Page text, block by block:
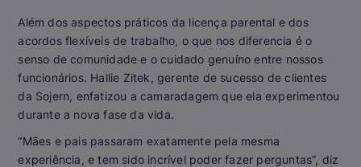
Além dos aspectos práticos da licença parental e dos
acordos flexíveis de trabalho, o que nos diferencia é o
senso de comunidade e o cuidado genuíno entre nossos
funcionários. Hallie Zitek, gerente de sucesso de clientes
da Sojern, enfatizou a camaradagem que ela experimentou
durante a nova fase da vida.
“Mães e pais passaram exatamente pela mesma
experiência, e tem sido incrível poder fazer perguntas”, diz